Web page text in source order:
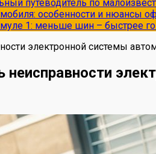
путеводитель по
особенности и нюансы
1: меньше шин – быстрее
электронной системы
неисправности